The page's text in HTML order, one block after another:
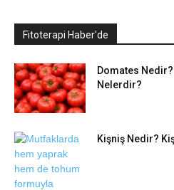
Fitoterapi Haber'de
Domates Nedir?
Nelerdir?
Kişniş Nedir?